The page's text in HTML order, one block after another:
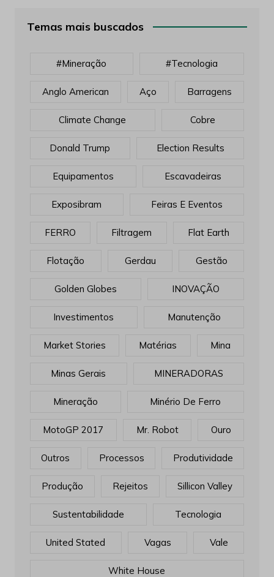
Temas mais buscados
#mineração #tecnologia
Anglo American Aço Barragens
Climate Change Cobre
Donald Trump Election Results
Equipamentos Escavadeiras
Exposibram Feiras E Eventos
FERRO Filtragem Flat Earth
Flotação Gerdau Gestão
Golden Globes INOVAÇÃO
Investimentos Manutenção
Market Stories Matérias Mina
Minas Gerais MINERADORAS
Mineração Minério De Ferro
MotoGP 2017 Mr. Robot Ouro
Outros Processos Produtividade
Produção Rejeitos Sillicon Valley
Sustentabilidade Tecnologia
United Stated Vagas Vale
White House